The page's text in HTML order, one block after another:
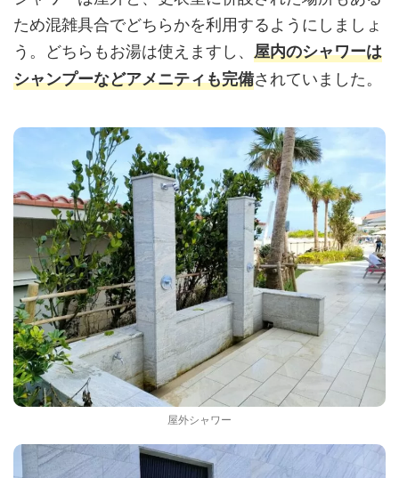
ため混雑具合でどちらかを利用するようにしましょ
う。どちらもお湯は使えますし、 屋内のシャワーは
シャンプーなどアメニティも完備されていました。
屋外シャワー